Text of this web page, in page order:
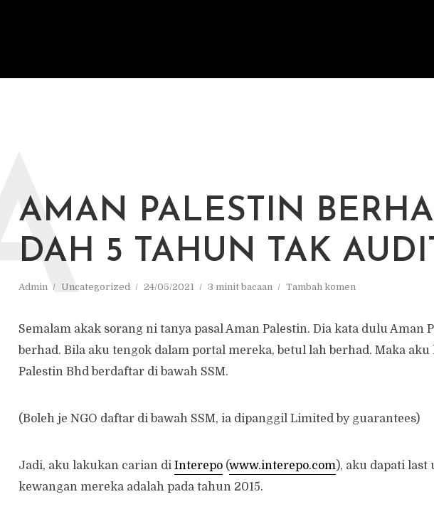
AMAN PALESTIN
DAH 5 TAHUN TAK
Admin Uncategorized 24/05/2021 3 minit bacaan Tambah komen
A
Semalam akak sorang ni tanya pasal Aman Palestin. Dia kata dulu Aman
berhad. Bila aku tengok dalam portal mereka, betul lah berhad. Maka
Palestin Bhd berdaftar di bawah SSM.
(Boleh je NGO daftar di bawah SSM, ia dipanggil Limited by guarantees)
Jadi, aku lakukan carian di Interepo (www.interepo.com), aku dapati last
kewangan mereka adalah pada tahun 2015.